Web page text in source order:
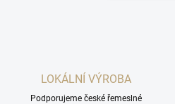
LOKÁLNÍ VÝROBA
Podporujeme české řemeslné